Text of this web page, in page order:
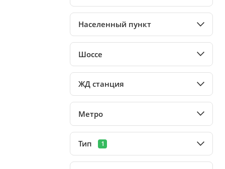
Населенный пункт
Шоссе
ЖД станция
Метро
Тип 1